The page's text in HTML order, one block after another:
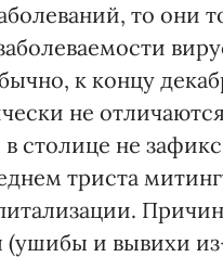
то они
к концу
не
в столице не
триста
(ушибы и вывихи